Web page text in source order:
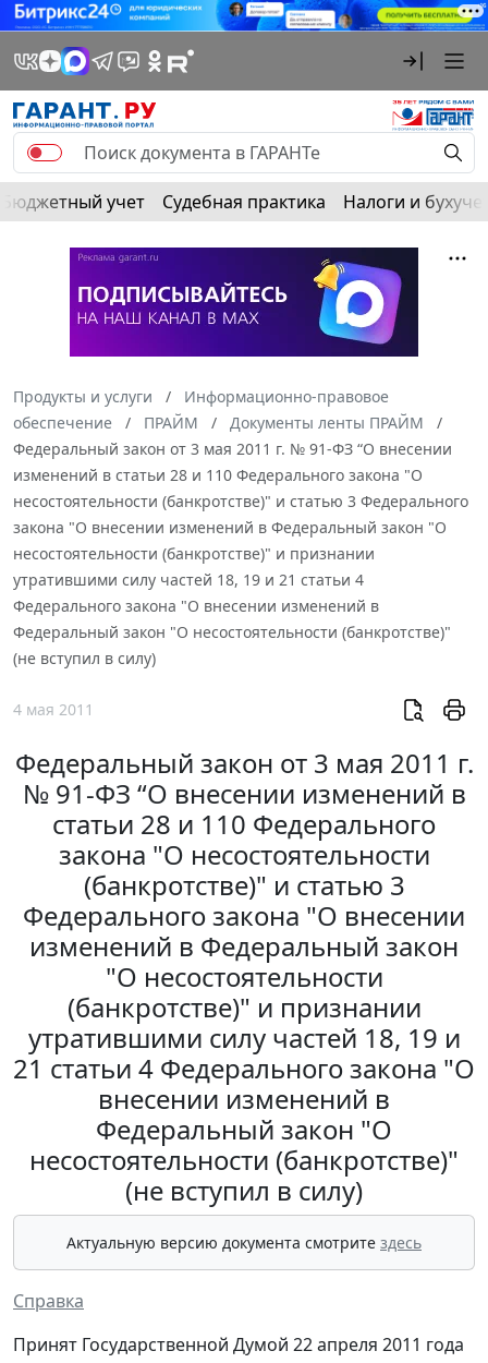
Бюджетный учет Судебная практика Налоги и
Продукты и услуги
Информационно-правовое
обеспечение
ПРАЙМ
Документы ленты ПРАЙМ
Федеральный закон от 3 мая 2011 г. № 91-ФЗ “О внесении
изменений в статьи 28 и 110 Федерального закона "О
несостоятельности (банкротстве)" и статью 3 Федерального
закона "О внесении изменений в Федеральный закон "О
несостоятельности (банкротстве)" и признании
утратившими силу частей 18, 19 и 21 статьи 4
Федерального закона "О внесении изменений в
Федеральный закон "О несостоятельности (банкротстве)"
(не вступил в силу)
4 мая 2011
Федеральный закон от 3 мая 2011 г.
№ 91-ФЗ “О внесении изменений в
статьи 28 и 110 Федерального
закона "О несостоятельности
(банкротстве)" и статью 3
Федерального закона "О внесении
изменений в Федеральный закон
"О несостоятельности
(банкротстве)" и признании
утратившими силу частей 18, 19 и
21 статьи 4 Федерального закона "О
внесении изменений в
Федеральный закон "О
несостоятельности (банкротстве)"
(не вступил в силу)
Актуальную версию документа смотрите здесь
Справка
Принят Государственной Думой 22 апреля 2011 года